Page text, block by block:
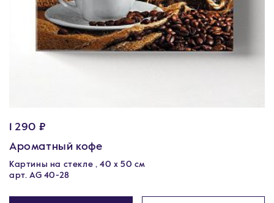
1 290 ₽
Ароматный кофе
Картины на стекле , 40 х 50 см
арт. AG 40-28